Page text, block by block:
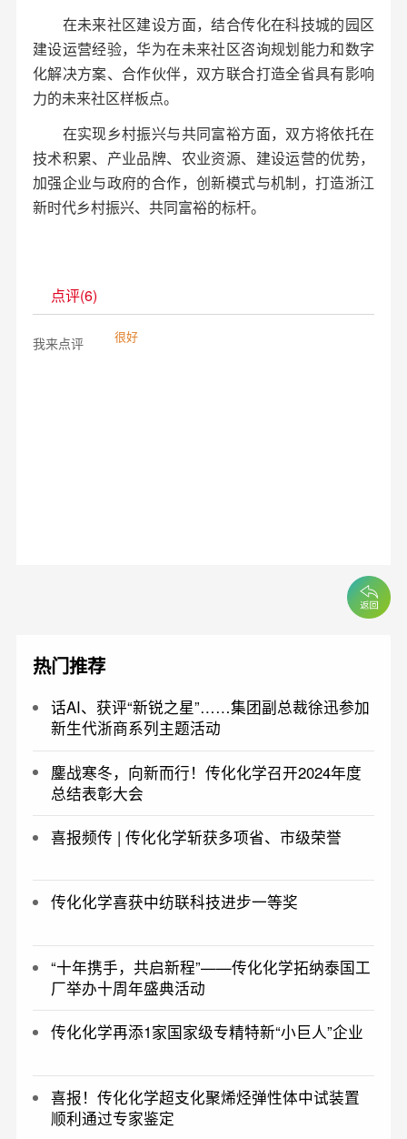
在未来社区建设方面，结合传化在科技城的园区
建设运营经验，华为在未来社区咨询规划能力和数字
化解决方案、合作伙伴，双方联合打造全省具有影响
力的未来社区样板点。
在实现乡村振兴与共同富裕方面，双方将依托在
技术积累、产业品牌、农业资源、建设运营的优势，
加强企业与政府的合作，创新模式与机制，打造浙江
新时代乡村振兴、共同富裕的标杆。
点评(6)
我来点评 很好
热门推荐
话AI、获评“新锐之星”……集团副总裁徐迅参加
新生代浙商系列主题活动
鏖战寒冬，向新而行！传化化学召开2024年度
总结表彰大会
喜报频传 | 传化化学斩获多项省、市级荣誉
传化化学喜获中纺联科技进步一等奖
“十年携手，共启新程”——传化化学拓纳泰国工
厂举办十周年盛典活动
传化化学再添1家国家级专精特新“小巨人”企业
喜报！传化化学超支化聚烯烃弹性体中试装置
顺利通过专家鉴定